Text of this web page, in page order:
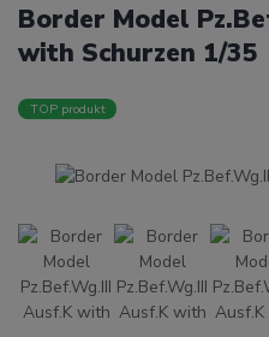
Border Model
with Schurzen 1/35
TOP produkt